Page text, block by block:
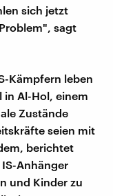
sich jetzt
sagt
Kämpfern leben
in Al-Hol, einem
Zustände
seien mit
berichtet
Anhänger
und Kinder zu